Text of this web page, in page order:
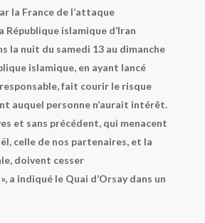
la France de l’attaque
République islamique d’Iran
la nuit du samedi 13 au dimanche
islamique, en ayant lancé
fait courir le risque
auquel personne n’aurait intérêt.
et sans précédent, qui menacent
celle de nos partenaires, et la
doivent cesser
a indiqué le Quai d’Orsay dans un